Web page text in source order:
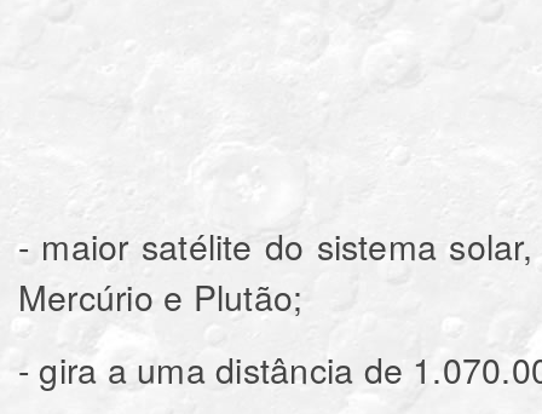
- maior satélite do sistema
Mercúrio e Plutão;
- gira a uma distância de